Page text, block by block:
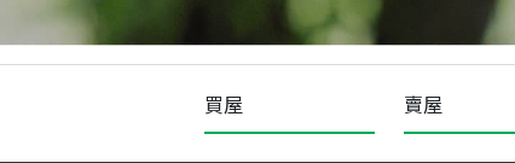
買屋 賣屋